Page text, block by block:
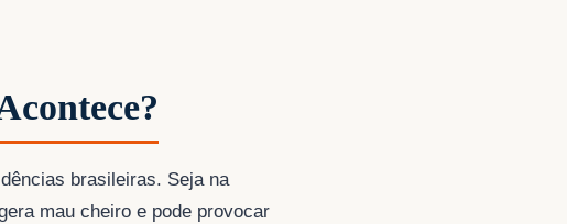
brasileiras. Seja na
mau cheiro e pode provocar